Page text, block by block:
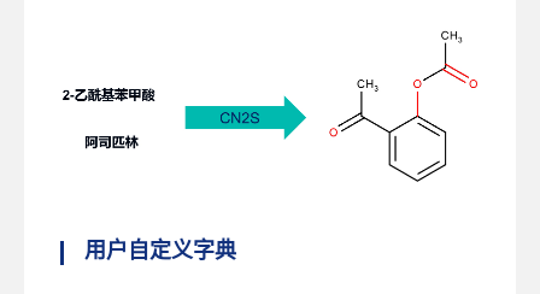
用户自定义字典